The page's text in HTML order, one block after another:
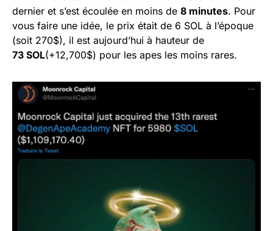
dernier et s’est écoulée en moins de 8 minutes. Pour
vous faire une idée, le prix était de 6 SOL à l’époque
(soit 270$), il est aujourd’hui à hauteur de
73 SOL(+12,700$) pour les apes les moins rares.